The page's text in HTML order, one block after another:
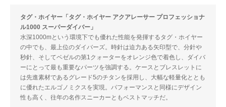
タグ・ホイヤー「タグ・ホイヤー アクアレーサー プロフェッショナ
ル1000 スーパーダイバー」
水深1000mという環境下でも優れた性能を発揮するタグ・ホイヤー
の中でも、最上位のダイバーズ。時針は迫力ある矢印型で、分針や
秒針、そしてベゼルの第1クォーターをオレンジ色で着色し、ダイバ
ーにとって最も重要なパーツを強調する。ケースとブレスレットに
は先進素材であるグレード5のチタンを採用し、大幅な軽量化ととも
に優れたエルゴノミクスを実現。パフォーマンスと同様にデザイン
性も高く、往年の名作スニーカーともベストマッチだ。